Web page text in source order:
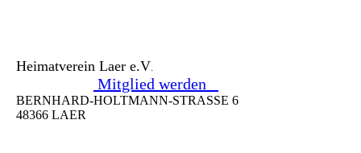
Heimatverein Laer e.V
Mitglied werden
BERNHARD-HOLTMANN-STRASSE 6
48366 LAER